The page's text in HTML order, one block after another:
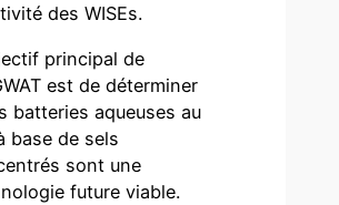
des WISEs.
principal de
est de déterminer
batteries aqueuses au
base de sels
sont une
future viable.